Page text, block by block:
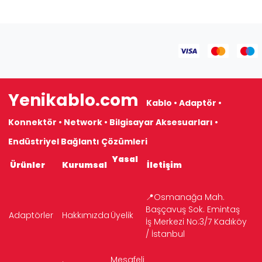
Yenikablo.com
Kablo • Adaptör •
Konnektör • Network • Bilgisayar Aksesuarları •
Endüstriyel Bağlantı Çözümleri
Ürünler
Kurumsal Yasal İletişim
Adaptörler Hakkımızda Üyelik
📍Osmanağa Mah.
Başçavuş Sok. Emintaş
İş Merkezi No:3/7 Kadıköy
/ İstanbul